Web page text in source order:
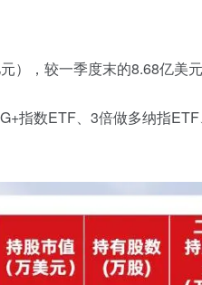
） ， 较一季度末的8.68亿美元
指数ETF、 3倍做多纳指ETF